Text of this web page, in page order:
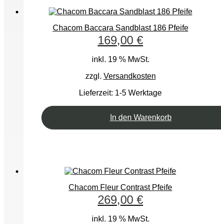
Chacom Baccara Sandblast 186 Pfeife
169,00 €
inkl. 19 % MwSt.
zzgl. Versandkosten
Lieferzeit: 1-5 Werktage
In den Warenkorb
Chacom Fleur Contrast Pfeife
269,00 €
inkl. 19 % MwSt.